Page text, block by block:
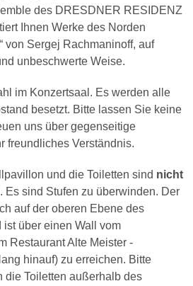
des DRESDNER RESIDENZ
Ihnen Werke des Norden
von Sergej Rachmaninoff, auf
unbeschwerte Weise.
im Konzertsaal. Es werden alle
besetzt. Bitte lassen Sie keine
uns über gegenseitige
freundliches Verständnis.
und die Toiletten sind nicht
Es sind Stufen zu überwinden. Der
auf der oberen Ebene des
über einen Wall vom
Restaurant Alte Meister -
hinauf) zu erreichen. Bitte
die Toiletten außerhalb des